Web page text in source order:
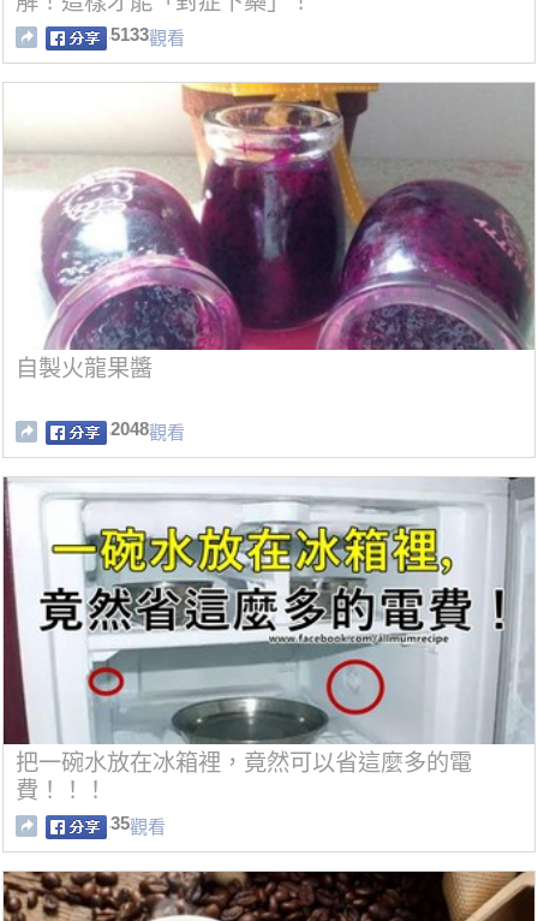
5133觀看
自製火龍果醬
2048觀看
把一碗水放在冰箱裡，竟然可以省這麼多的電
費！！！
35觀看